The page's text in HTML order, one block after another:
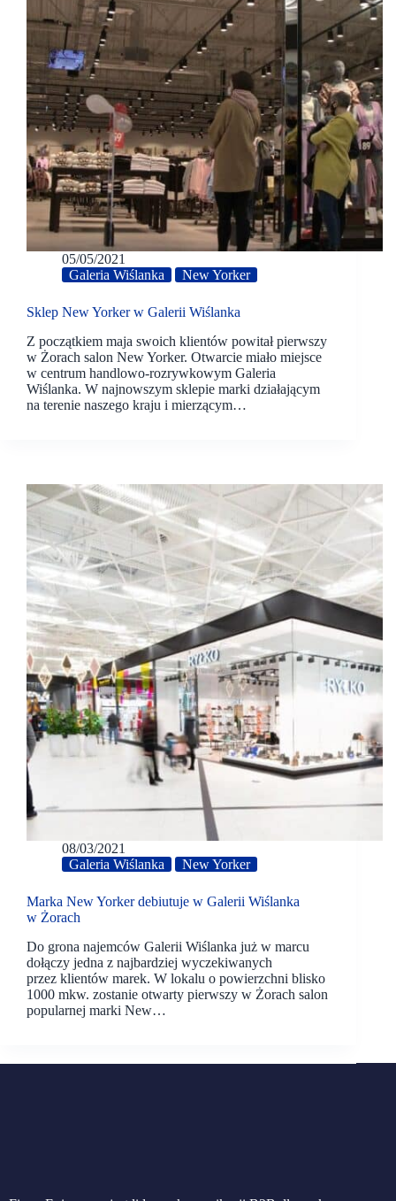
05/05/2021
Galeria Wiślanka
New Yorker
Sklep New Yorker w Galerii Wiślanka
Z początkiem maja swoich klientów powitał pierwszy
w Żorach salon New Yorker. Otwarcie miało miejsce
w centrum handlowo-rozrywkowym Galeria
Wiślanka. W najnowszym sklepie marki działającym
na terenie naszego kraju i mierzącym…
08/03/2021
Galeria Wiślanka
New Yorker
Marka New Yorker debiutuje w Galerii Wiślanka
w Żorach
Do grona najemców Galerii Wiślanka już w marcu
dołączy jedna z najbardziej wyczekiwanych
przez klientów marek. W lokalu o powierzchni blisko
1000 mkw. zostanie otwarty pierwszy w Żorach salon
popularnej marki New…